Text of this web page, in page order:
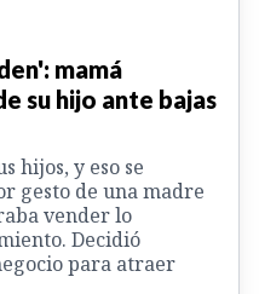
mamá
su hijo ante bajas
hijos, y eso se
gesto de una madre
vender lo
Decidió
para atraer